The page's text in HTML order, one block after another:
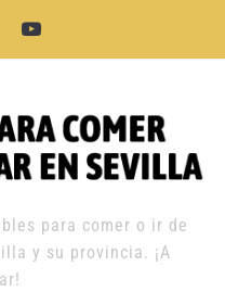
youtube
para comer o ir de
y su provincia. ¡A